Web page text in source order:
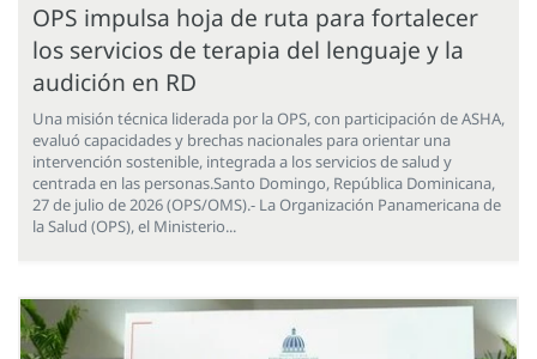
OPS impulsa hoja de ruta para fortalecer
los servicios de terapia del lenguaje y la
audición en RD
Una misión técnica liderada por la OPS, con participación de ASHA,
evaluó capacidades y brechas nacionales para orientar una
intervención sostenible, integrada a los servicios de salud y
centrada en las personas.Santo Domingo, República Dominicana,
27 de julio de 2026 (OPS/OMS).- La Organización Panamericana de
la Salud (OPS), el Ministerio...